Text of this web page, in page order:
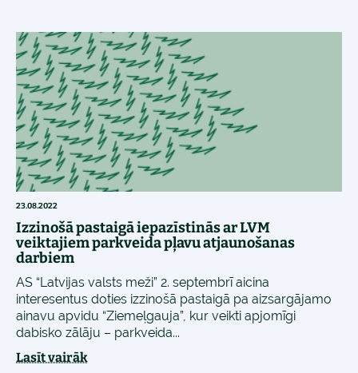
23.08.2022
Izzinošā pastaigā iepazīstinās ar LVM
veiktajiem parkveida pļavu atjaunošanas
darbiem
AS “Latvijas valsts meži” 2. septembrī aicina
interesentus doties izzinošā pastaigā pa aizsargājamo
ainavu apvidu “Ziemeļgauja”, kur veikti apjomīgi
dabisko zālāju – parkveida...
Lasīt vairāk